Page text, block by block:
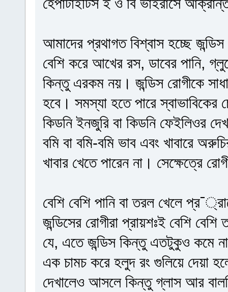
আমাদের প্রথাগত বিশ্বাস হচ্ছে
বেশি করে আখের রস, ডাবের পানি,
কিন্তু এরকম নয়। জন্ডিস রোগীকে
হবে। সমস্যা হতে পারে স্বাভাবিকের
কিডনি ইনজুরি বা কিডনি ফেইলিওর
বমি বা বমি-বমি ভাব এবং খাবারে
খাবার খেতে পারেন না। সেক্ষেত্রে
বেশি বেশি পানি বা তরল খেলে
জন্ডিসের রোগীরা প্রায়শঃই বেশি
যে, এতে জন্ডিস কিন্তু এতটুকুও কমে
এক চামচ করে হলুদ রং গুলিয়ে দেয়া
দেখালেও আসলে কিন্তু গ্লাস আর